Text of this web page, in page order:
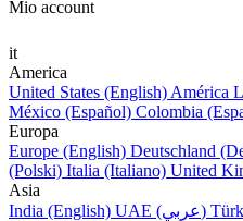
Mio account
it
America
United States (English) América
México (Español) Colombia
Europa
Europe (English) Deutschland
(Polski) Italia (Italiano) United
Asia
India (English)
UAE (عربي)